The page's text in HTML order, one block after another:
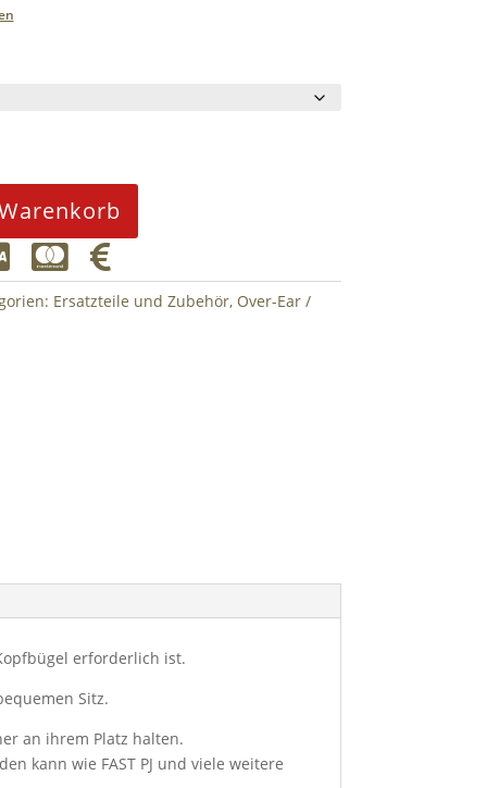
 
Ersatzteile und Zubehör, Over-Ear
erforderlich ist.
Sitz.
an ihrem Platz halten.
kann wie FAST PJ und viele weitere